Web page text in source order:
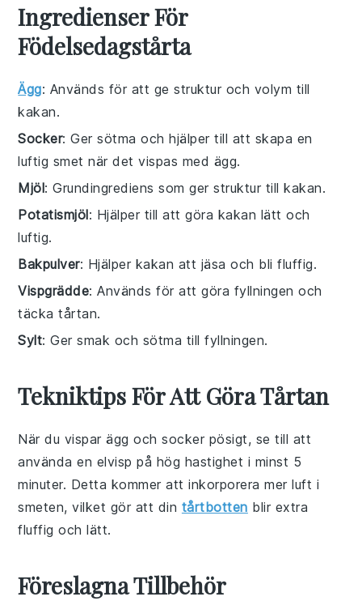
Ingredienser För
Födelsedagstårta
Ägg: Används för att ge struktur och volym till
kakan.
Socker: Ger sötma och hjälper till att skapa en
luftig smet när det vispas med ägg.
Mjöl: Grundingrediens som ger struktur till kakan.
Potatismjöl: Hjälper till att göra kakan lätt och
luftig.
Bakpulver: Hjälper kakan att jäsa och bli fluffig.
Vispgrädde: Används för att göra fyllningen och
täcka tårtan.
Sylt: Ger smak och sötma till fyllningen.
Tekniktips För Att Göra Tårtan
När du visparägg ochsocker pösigt, se till att
använda en elvisp på hög hastighet i minst 5
minuter. Detta kommer att inkorporera merluft i
smeten, vilket gör att din tårtbotten blir extra
fluffig och lätt.
Föreslagna Tillbehör